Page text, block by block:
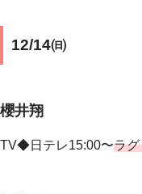
12/14㈰
櫻井翔
TV◆日テレ15:00〜ラ